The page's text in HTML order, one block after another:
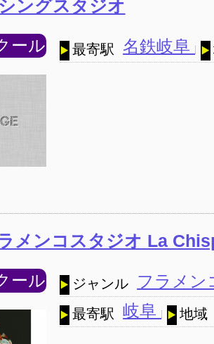
ングスタジオ
ール 最寄駅 名鉄岐阜
メンコスタジオ La
ール ジャンル フラメン
最寄駅 岐阜 地域